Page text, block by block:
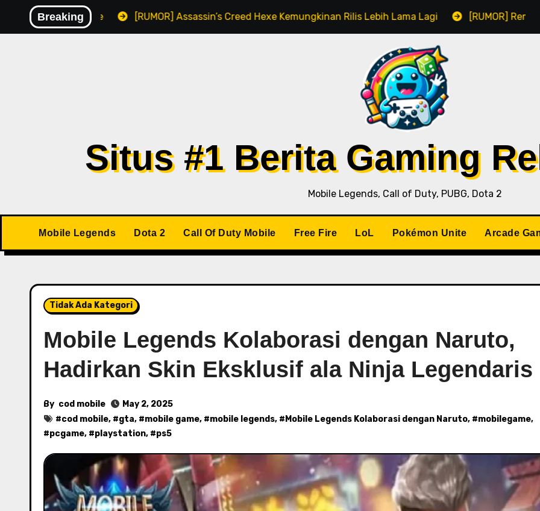
Breaking
[RUMOR] Assassin’s Creed Hexe Kemungkinan Rilis Lebih Lama Lagi [RUMOR] Remake Resident Evil
Situs #1 Berita Gaming
Mobile Legends, Call of Duty, PUBG, Dota 2
Mobile Legends Dota 2 Call Of Duty Mobile Free Fire LoL Pokémon Unite Arcade
Tidak Ada Kategori
Mobile Legends Kolaborasi dengan Naruto,
Hadirkan Skin Eksklusif ala Ninja Legendaris
By cod mobile
May 2, 2025
#cod mobile, #gta, #mobile game, #mobile legends, # Mobile Legends Kolaborasi dengan Naruto, #mobilegame,
#pcgame, #playstation, #ps5